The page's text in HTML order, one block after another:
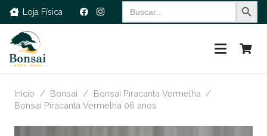
Loja Física
Search
for:
Início / Bonsai / Bonsai Piracanta Vermelha /
Bonsai Piracanta Vermelha 06 anos